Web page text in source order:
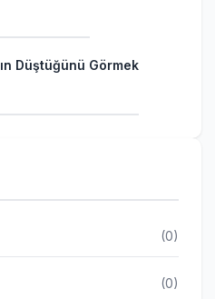
Düştüğünü Görmek
(0)
(0)